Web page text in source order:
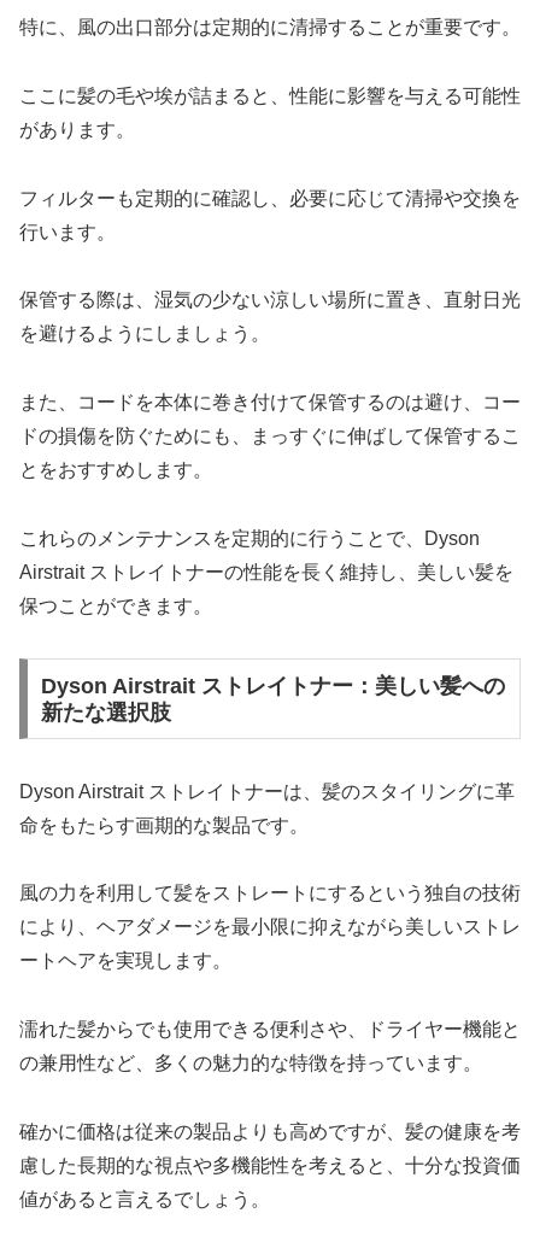
特に、風の出口部分は定期的に清掃することが重要です。
ここに髪の毛や埃が詰まると、性能に影響を与える可能性
があります。
フィルターも定期的に確認し、必要に応じて清掃や交換を
行います。
保管する際は、湿気の少ない涼しい場所に置き、直射日光
を避けるようにしましょう。
また、コードを本体に巻き付けて保管するのは避け、コー
ドの損傷を防ぐためにも、まっすぐに伸ばして保管するこ
とをおすすめします。
これらのメンテナンスを定期的に行うことで、Dyson
Airstrait ストレイトナーの性能を長く維持し、美しい髪を
保つことができます。
Dyson Airstrait ストレイトナー：美しい髪への
新たな選択肢
Dyson Airstrait ストレイトナーは、髪のスタイリングに革
命をもたらす画期的な製品です。
風の力を利用して髪をストレートにするという独自の技術
により、ヘアダメージを最小限に抑えながら美しいストレ
ートヘアを実現します。
濡れた髪からでも使用できる便利さや、ドライヤー機能と
の兼用性など、多くの魅力的な特徴を持っています。
確かに価格は従来の製品よりも高めですが、髪の健康を考
慮した長期的な視点や多機能性を考えると、十分な投資価
値があると言えるでしょう。